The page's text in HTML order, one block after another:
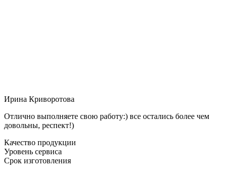
Ирина Криворотова
Отлично выполняете свою работу:) все остались более чем
довольны, респект!)
Качество продукции
Уровень сервиса
Срок изготовления